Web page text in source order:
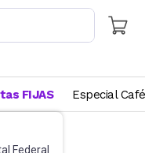
Federal
FIJAS Especial Café